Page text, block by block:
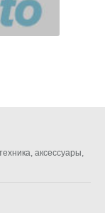
аксессуары,